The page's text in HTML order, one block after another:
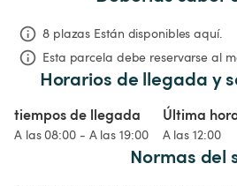
8 plazas Están disponibles aquí.
Esta parcela debe reservarse al
Horarios de llegada y
tiempos de llegada
A las 08:00 - A las 19:00
Última
A las 12:00
Normas del